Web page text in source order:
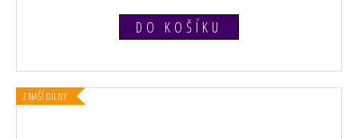
DO KOŠÍKU
Z NAŠÍ DÍLNY